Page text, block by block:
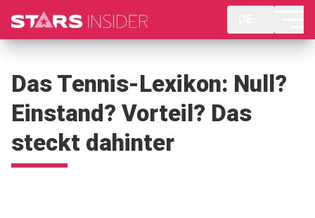
Das Tennis-Lexikon: Null?
Einstand? Vorteil? Das
steckt dahinter